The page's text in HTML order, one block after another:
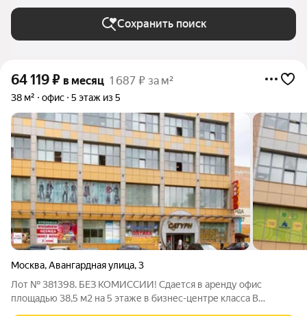
Сохранить поиск
64 119₽ в месяц 1 687 ₽ за м²
38 м² офис 5 этаж из 5
Москва,Авангардная улица,3
Лот № 381398. БЕЗ КОМИССИИ! Сдается в аренду офис
площадью 38,5 м2 на 5 этаже в бизнес-центре класса B